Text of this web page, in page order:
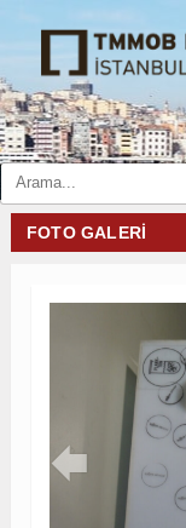
FOTO GALERI
